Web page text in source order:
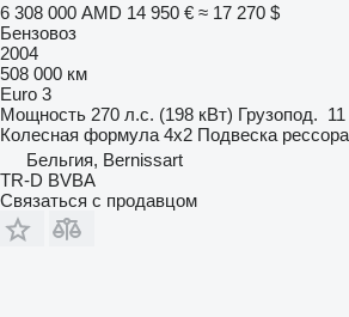
6 308 000 AMD 14 950 € ≈ 17 270 $
Бензовоз
2004
508 000 км
Euro 3
Мощность 270 л.с. (198 кВт) Грузопод.
Колесная формула 4x2 Подвеска
Бельгия, Bernissart
TR-D BVBA
Связаться с продавцом